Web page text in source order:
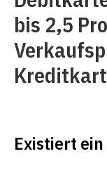
bis 2,5
Existiert